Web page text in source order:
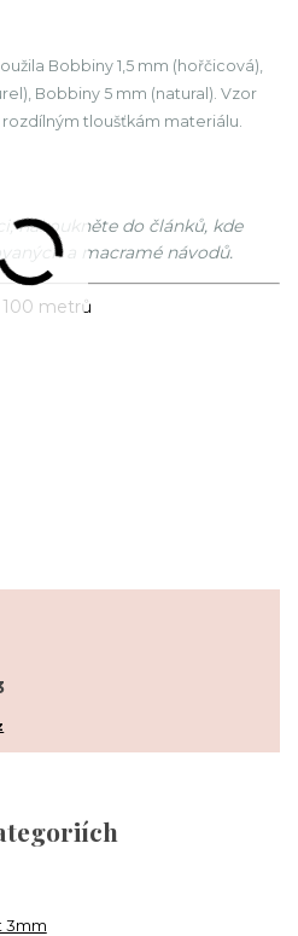
Bobbiny 1,5 mm (hořčicová),
Bobbiny 5 mm (natural). Vzor
tloušťkám materiálu.
nakoukněte do článků, kde
a macramé návodů.
100 metrů
3mm